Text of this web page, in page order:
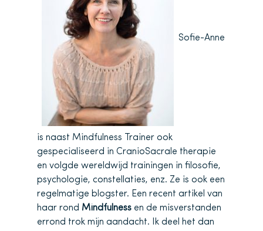
Sofie-Anne
is naast Mindfulness Trainer ook
gespecialiseerd in CranioSacrale therapie
en volgde wereldwijd trainingen in filosofie,
psychologie, constellaties, enz. Ze is ook een
regelmatige blogster. Een recent artikel van
haar rond Mindfulness en de misverstanden
errond trok mijn aandacht. Ik deel het dan